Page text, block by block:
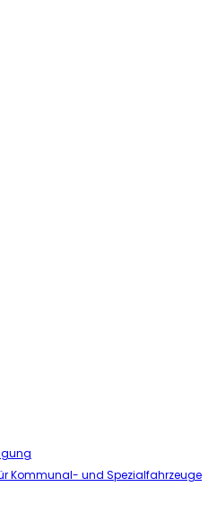
Kommunal- und Spezialfahrzeuge